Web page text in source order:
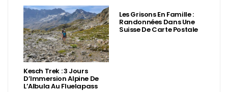
Kesch Trek : 3 Jours
D’Immersion Alpine De
L’Albula Au Fluelapass
Les Grisons En Famille :
Randonnées Dans Une
Suisse De Carte Postale